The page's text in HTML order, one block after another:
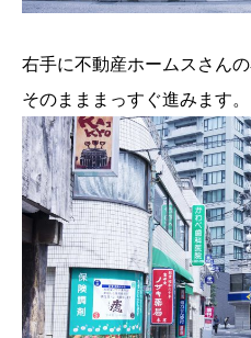
右手に不動産ホームスさん
そのまままっすぐ進みます。